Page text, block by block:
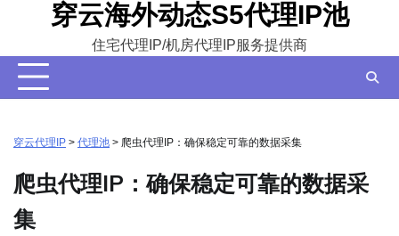
content
穿云海外动态S5代理IP池
住宅代理IP/机房代理IP服务提供商
穿云代理IP > 代理池 > 爬虫代理IP：确保稳定可靠的数据采集
爬虫代理IP：确保稳定可靠的数据采
集